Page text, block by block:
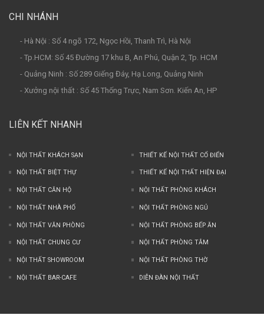
CHI NHÁNH
- Hà Nội : Số 4 ngõ 172, Ngọc Hồi, Thanh Trì, Hà Nội
- Tp.HCM: Số 45 Đường 17 khu B, An Phú, Quận 2, Tp. HCM
- Quảng Ninh : Số 289 Giếng Đáy, Hạ Long, Quảng Ninh
- Xưởng nội thất : Số 45 Thống Trực, Nam Sơn. Kiến An, HP
LIÊN KẾT NHANH
NỘI THẤT KHÁCH SẠN THIẾT KẾ NỘI THẤT CỔ ĐIỂN
NỘI THẤT BIỆT THỰ THIẾT KẾ NỘI THẤT HIỆN ĐẠI
NỘI THẤT CĂN HỘ NỘI THẤT PHÒNG KHÁCH
NỘI THẤT NHÀ PHỐ NỘI THẤT PHÒNG NGỦ
NỘI THẤT VĂN PHÒNG NỘI THẤT PHÒNG BẾP ĂN
NỘI THẤT CHUNG CƯ NỘI THẤT PHÒNG TẮM
NỘI THẤT SHOWROOM NỘI THẤT PHÒNG THỜ
NỘI THẤT BAR-CAFE DIỄN ĐÀN NỘI THẤT